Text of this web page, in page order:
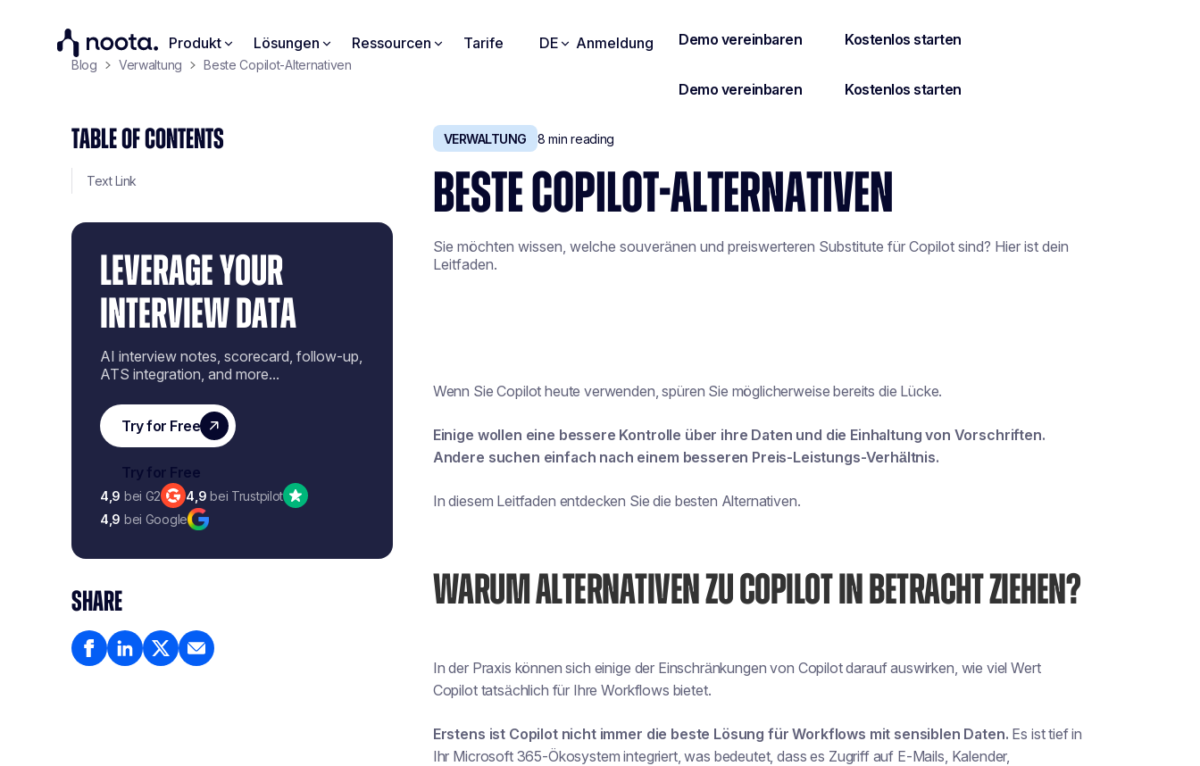
Produkt Lösungen Ressourcen Tarife DE Anmeldung
Blog Verwaltung Beste Copilot-Alternativen
TABLE OF CONTENTS
Text Link
LEVERAGE YOUR
INTERVIEW DATA
AI interview notes, scorecard, follow-up,
ATS integration, and more...
4,9 bei G2 4,9 bei Trustpilot
4,9 bei Google
SHARE
VERWALTUNG 8 min reading
BESTE COPILOT-ALTERNATIVEN
Sie möchten wissen, welche souveränen und preiswerteren Substitute für Copilot sind? Hier ist dein
Leitfaden.
Wenn Sie Copilot heute verwenden, spüren Sie möglicherweise bereits die Lücke.
Einige wollen eine bessere Kontrolle über ihre Daten und die Einhaltung von Vorschriften.
Andere suchen einfach nach einem besseren Preis-Leistungs-Verhältnis.
In diesem Leitfaden entdecken Sie die besten Alternativen.
WARUM ALTERNATIVEN ZU COPILOT IN BETRACHT ZIEHEN?
In der Praxis können sich einige der Einschränkungen von Copilot darauf auswirken, wie viel Wert
Copilot tatsächlich für Ihre Workflows bietet.
Erstens ist Copilot nicht immer die beste Lösung für Workflows mit sensiblen Daten. Es ist tief in
Ihr Microsoft 365-Ökosystem integriert, was bedeutet, dass es Zugriff auf E-Mails, Kalender,